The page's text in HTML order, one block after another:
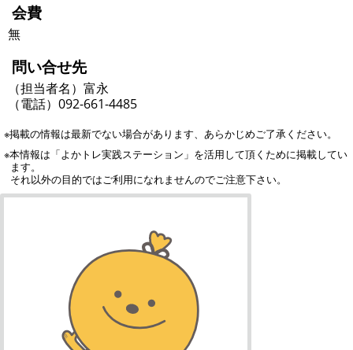
会費
無
問い合せ先
（担当者名）富永
（電話）092-661-4485
※掲載の情報は最新でない場合があります、あらかじめご了承ください。
※本情報は「よかトレ実践ステーション」を活用して頂くために掲載してい
ます。
それ以外の目的ではご利用になれませんのでご注意下さい。